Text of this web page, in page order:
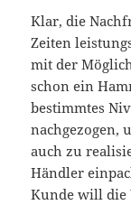
Klar, die
Zeiten
mit der
schon ein
bestimmtes
nachgezogen,
auch zu
Händler
Kunde will die